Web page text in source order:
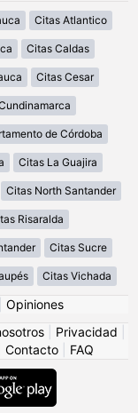
Citas Atlantico
Citas Caldas
Citas Cesar
de Córdoba
Citas La Guajira
Citas North Santander
Risaralda
Citas Sucre
Citas Vichada
Opiniones
Privacidad
Contacto FAQ